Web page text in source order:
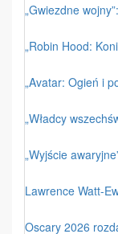
„Gwiezdne
„Robin Hood:
„Avatar: Ogień i
„Władcy
„Wyjście
Lawrence Watt-
Oscary 2026